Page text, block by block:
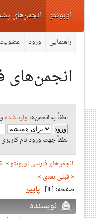
اوبونتو انجمن‌های
راهنمایی ورود عضویت
انجمن‌های
لطفاً به انجمن‌ها وارد شده
لطفاً جهت ورود نام کاربری
انجمن‌های فارسی اوبونتو»
« قبلیبعدی »
صفحه: [1
] پایین
نویسنده